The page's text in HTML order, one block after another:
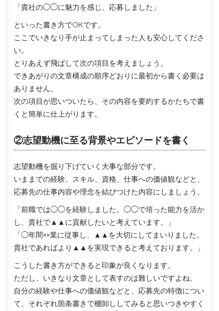
「貴社の◯◯に魅力を感じ、応募しました」
といった書き方でOKです。
ここでいきなり手が止まってしまった人も安心してくださ
い。
とりあえず飛ばして次の項目を考えましょう。
できあがりの文章構成の順序どおりに最初から書く必要は
ありません。
次の項目が思いついたら、その内容を要約するかたちで書
くと簡単に仕上がります。
②志望動機に至る背景やエピソードを書く
志望動機を掘り下げていく大事な部分です。
いままでの経験、スキル、資格、仕事への価値観などと、
応募先の仕事内容や理念を結びつけた内容にしましょう。
「前職では◯◯を経験しました。◯◯で培った能力を活か
し、貴社で▲▲に貢献したいと考えています。」
「◯年間××業に従事し、▲▲を大切にしてまいりました。
貴社であればより▲▲を実現できると考えております。」
こうした書き方ができると印象が良くなります。
ただし、いきなり文章として表すのは難しいですよね。
自分の経験や仕事への価値観などと、応募先の特徴につい
て、それぞれ箇条書きで棚卸ししてみると思いつきやすく